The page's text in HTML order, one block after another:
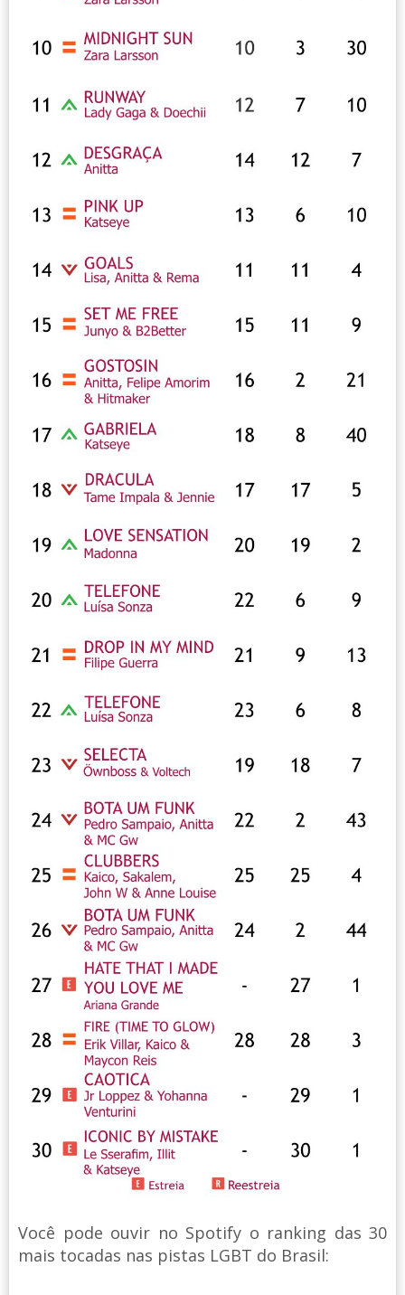
Você pode ouvir no Spotify o ranking das 30
mais tocadas nas pistas LGBT do Brasil: